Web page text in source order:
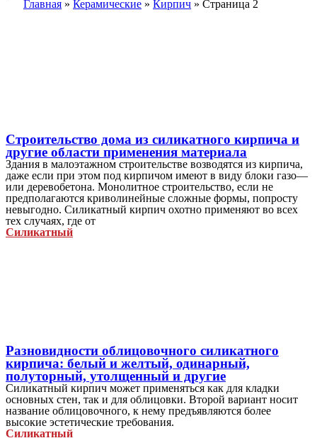
Главная » Керамические » Кирпич » Страница 2
Строительство дома из силикатного кирпича и
другие области применения материала
Здания в малоэтажном строительстве возводятся из кирпича,
даже если при этом под кирпичом имеют в виду блоки газо—
или деревобетона. Монолитное строительство, если не
предполагаются криволинейные сложные формы, попросту
невыгодно. Силикатный кирпич охотно применяют во всех
тех случаях, где от
Силикатный
Разновидности облицовочного силикатного
кирпича: белый и желтый, одинарный,
полуторный, утолщенный и другие
Силикатный кирпич может применяться как для кладки
основных стен, так и для облицовки. Второй вариант носит
название облицовочного, к нему предъявляются более
высокие эстетические требования.
Силикатный